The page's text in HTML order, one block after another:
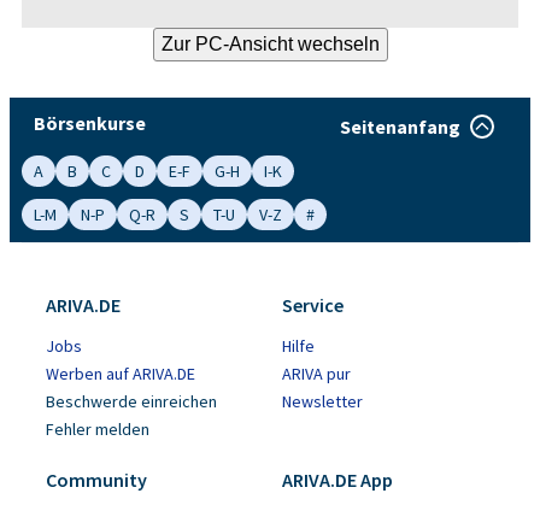
Börsenkurse Seitenanfang
A B C D E-F G-H
I-K
L-M
N-P Q-R S T-U V-Z #
ARIVA.DE
Jobs
Werben auf ARIVA.DE
Beschwerde einreichen
Fehler melden
Service
Hilfe
ARIVA pur
Newsletter
Community ARIVA.DE App